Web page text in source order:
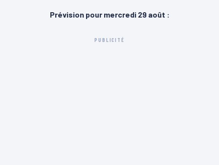
Prévision pour mercredi 29 août :
PUBLICITÉ